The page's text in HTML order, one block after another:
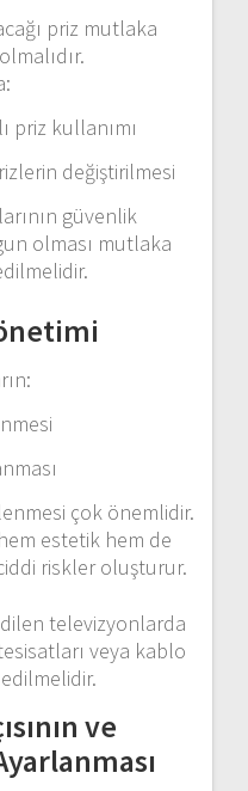
priz mutlaka
priz kullanımı
değiştirilmesi
güvenlik
olması mutlaka
çok önemlidir.
estetik hem de
riskler oluşturur.
televizyonlarda
veya kablo
ve